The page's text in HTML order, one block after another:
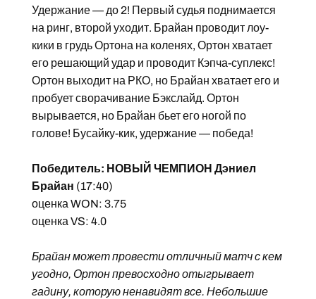
Удержание — до 2! Первый судья поднимается
на ринг, второй уходит. Брайан проводит лоу-
кики в грудь Ортона на коленях, Ортон хватает
его решающий удар и проводит Кэпча-суплекс!
Ортон выходит на РКО, но Брайан хватает его и
пробует сворачивание Бэкслайд. Ортон
вырывается, но Брайан бьет его ногой по
голове! Бусайку-кик, удержание — победа!
Победитель: НОВЫЙ ЧЕМПИОН Дэниел
Брайан (17:40)
оценка WON: 3.75
оценка VS: 4.0
Брайан может провести отличный матч с кем
угодно, Ортон превосходно отыгрывает
гадину, которую ненавидят все. Небольшие